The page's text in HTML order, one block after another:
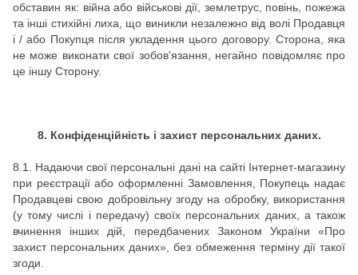
обставин як: війна або військові дії, землетрус, повінь, пожежа
та інші стихійні лиха, що виникли незалежно від волі Продавця
і / або Покупця після укладення цього договору. Сторона, яка
не може виконати свої зобов'язання, негайно повідомляє про
це іншу Сторону.
8. Конфіденційність і захист персональних даних.
8.1. Надаючи свої персональні дані на сайті Інтернет-магазину
при реєстрації або оформленні Замовлення, Покупець надає
Продавцеві свою добровільну згоду на обробку, використання
(у тому числі і передачу) своїх персональних даних, а також
вчинення інших дій, передбачених Законом України «Про
захист персональних даних», без обмеження терміну дії такої
згоди.